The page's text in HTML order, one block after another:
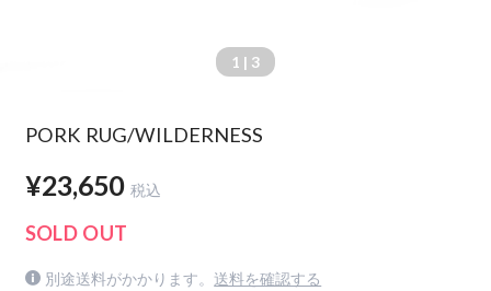
1 | 3
PORK RUG/WILDERNESS
¥23,650 税込
SOLD OUT
別途送料がかかります。 送料を確認する